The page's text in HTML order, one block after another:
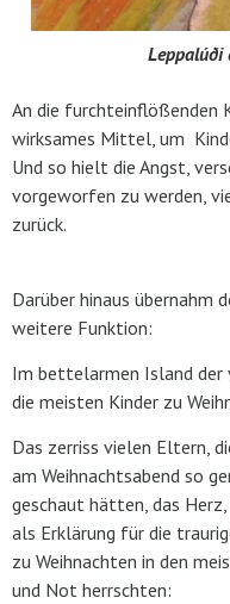
Leppalúði
An die furchteinflößenden
wirksames Mittel, um
Und so hielt die Angst,
vorgeworfen zu werden,
zurück.
Darüber hinaus übernahm
weitere Funktion:
Im bettelarmen Island der
die meisten Kinder zu
Das zerriss vielen Eltern,
am Weihnachtsabend so
geschaut hätten, das
als Erklärung für die
zu Weihnachten in den
und Not herrschten: